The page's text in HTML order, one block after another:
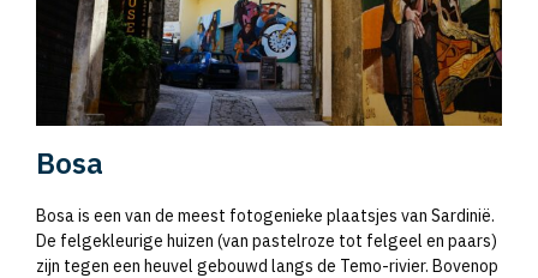
Bosa
Bosa is een van de meest fotogenieke plaatsjes van Sardinië.
De felgekleurige huizen (van pastelroze tot felgeel en paars)
zijn tegen een heuvel gebouwd langs de Temo-rivier. Bovenop